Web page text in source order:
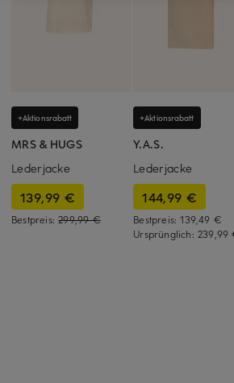
+Aktionsrabatt
MRS & HUGS
Lederjacke
139,99 €
Bestpreis:299,99 €
+Aktionsrabatt
Y.A.S.
Lederjacke
144,99 €
Bestpreis:139,49 €
Ursprünglich: 239,99